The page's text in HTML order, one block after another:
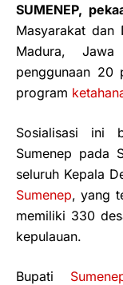
SUMENEP,
Masyarakat dan
Madura, Jawa
penggunaan 20
program
Sosialisasi ini
Sumenep pada
seluruh Kepala
Sumenep, yang
memiliki 330
kepulauan.
Bupati